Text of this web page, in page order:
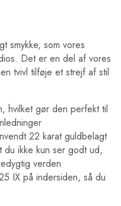
smykke, som vores
Det er en del af vores
tvivl tilføje et strejf af stil
hvilket gør den perfekt til
22 karat guldbelagt
du ikke kun ser godt ud,
verden
IX på indersiden, så du